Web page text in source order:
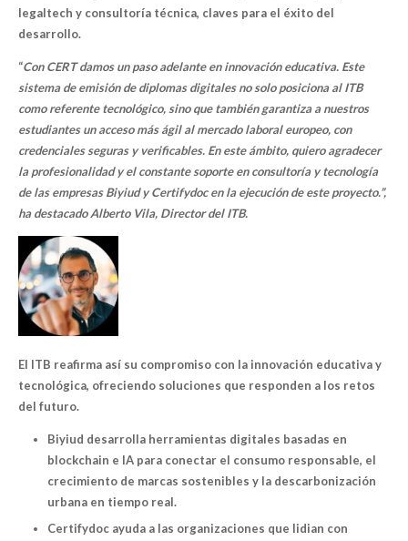
legaltech y consultoría técnica, claves para el éxito del
desarrollo.
“Con CERT damos un paso adelante en innovación educativa. Este
sistema de emisión de diplomas digitales no solo posiciona al ITB
como referente tecnológico, sino que también garantiza a nuestros
estudiantes un acceso más ágil al mercado laboral europeo, con
credenciales seguras y verificables. En este ámbito, quiero agradecer
la profesionalidad y el constante soporte en consultoría y tecnología
de las empresas Biyiud y Certifydoc en la ejecución de este proyecto.”,
ha destacado Alberto Vila, Director del ITB.
El ITB reafirma así su compromiso con la innovación educativa y
tecnológica, ofreciendo soluciones que responden a los retos
del futuro.
Biyiud desarrolla herramientas digitales basadas en
blockchain e IA para conectar el consumo responsable, el
crecimiento de marcas sostenibles y la descarbonización
urbana en tiempo real.
Certifydoc ayuda a las organizaciones que lidian con